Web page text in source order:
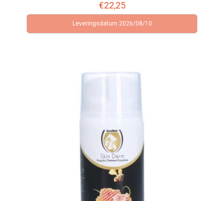
€22,25
Leveringsdatum 2026/08/10